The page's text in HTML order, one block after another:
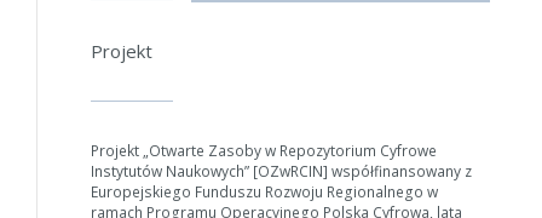
Projekt
Projekt „Otwarte Zasoby w Repozytorium Cyfrowe
Instytutów Naukowych” [OZwRCIN] współfinansowany z
Europejskiego Funduszu Rozwoju Regionalnego w
ramach Programu Operacyjnego Polska Cyfrowa, lata